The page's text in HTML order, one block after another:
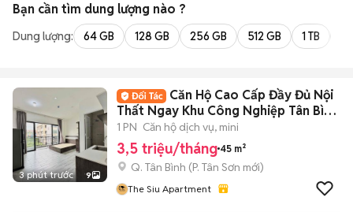
Bạn cần tìm dung lượng nào ?
Dung lượng: 64 GB 128 GB 256 GB 512 GB 1 TB
3 phút trước 9
Căn Hộ Cao Cấp Đầy Đủ Nội
Thất Ngay Khu Công Nghiệp Tân Bình
- Etown
1 PN Căn hộ dịch vụ, mini
3,5 triệu/tháng 45 m²
Q. Tân Bình (P. Tân Sơn mới)
The Siu Apartment